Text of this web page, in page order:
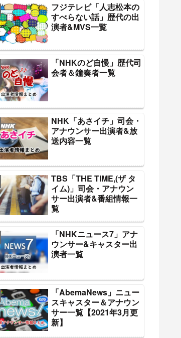
フジテレビ「人志松本の
すべらない話」歴代の出
演者&MVS一覧
「NHKのど自慢」歴代司
会者＆鐘奏者一覧
NHK「あさイチ」司会・
アナウンサー出演者&放
送内容一覧
TBS「THE TIME,(ザ タ
イム)」司会・アナウン
サー出演者&番組情報一
覧
「NHKニュース7」アナ
ウンサー&キャスター出
演者一覧
「AbemaNews」ニュー
スキャスター＆アナウン
サー一覧【2021年3月更
新】